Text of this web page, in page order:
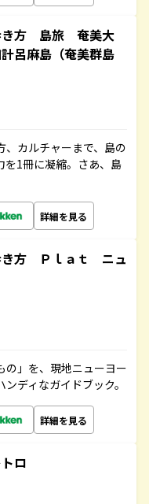
き方 島旅 奄美大
麻島（奄美群島
カルチャーまで、島の
を1冊に凝縮。さあ、島
詳細を見る
方 Ｐｌａｔ ニュ
の」を、現地ニューヨー
ディなガイドブック。
詳細を見る
ロ